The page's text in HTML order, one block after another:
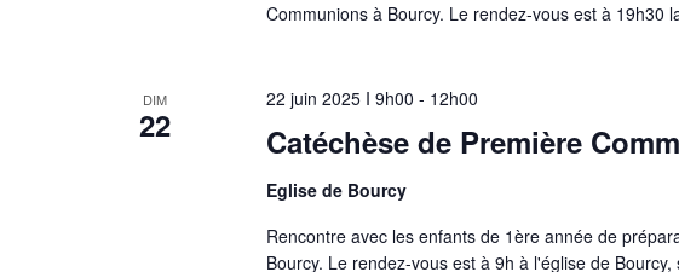
Communions à Bourcy. Le rendez-vous est à 19h30
DIM
22 Catéchèse de Première
22 juin 2025 I 9h00 - 12h00
Eglise de Bourcy
Rencontre avec les enfants de 1ère année de
Bourcy. Le rendez-vous est à 9h à l'église de